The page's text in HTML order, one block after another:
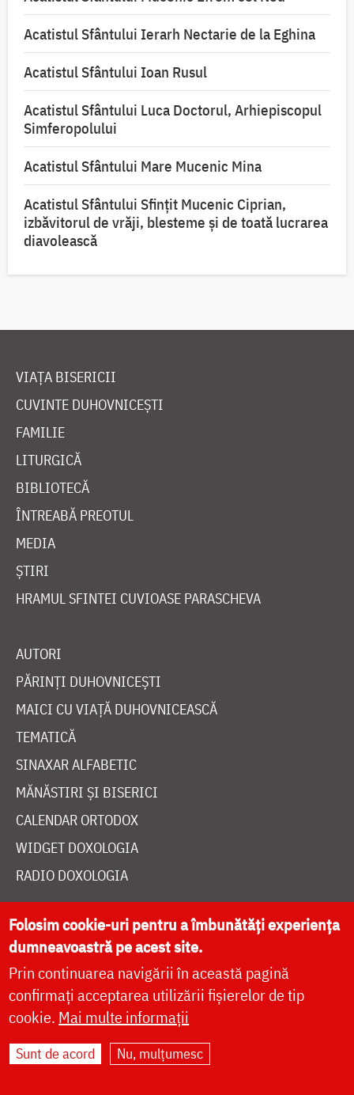
Acatistul Sfântului Ierarh Nectarie de la Eghina
Acatistul Sfântului Ioan Rusul
Acatistul Sfântului Luca Doctorul, Arhiepiscopul
Simferopolului
Acatistul Sfântului Mare Mucenic Mina
Acatistul Sfântului Sfințit Mucenic Ciprian,
izbăvitorul de vrăji, blesteme și de toată lucrarea
diavolească
VIAȚA BISERICII
CUVINTE DUHOVNICEȘTI
FAMILIE
LITURGICĂ
BIBLIOTECĂ
ÎNTREABĂ PREOTUL
MEDIA
ȘTIRI
HRAMUL SFINTEI CUVIOASE PARASCHEVA
AUTORI
PĂRINȚI DUHOVNICEȘTI
MAICI CU VIAȚĂ DUHOVNICEASCĂ
TEMATICĂ
SINAXAR ALFABETIC
MĂNĂSTIRI ȘI BISERICI
CALENDAR ORTODOX
WIDGET DOXOLOGIA
RADIO DOXOLOGIA
DESPRE NOI
POLITICA DE COOKIES
Folosim cookie-uri pentru a îmbunătăți experiența
dumneavoastră pe acest site.
Prin continuarea navigării în această pagină
confirmați acceptarea utilizării fișierelor de tip
cookie. Mai multe informații
Sunt de acord Nu, mulțumesc